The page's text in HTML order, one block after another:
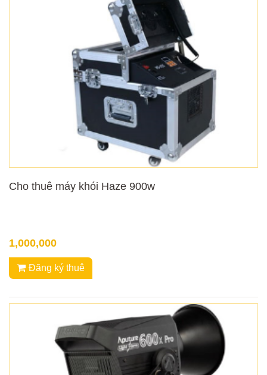
Cho thuê máy khói Haze 900w
1,000,000
Đăng ký thuê